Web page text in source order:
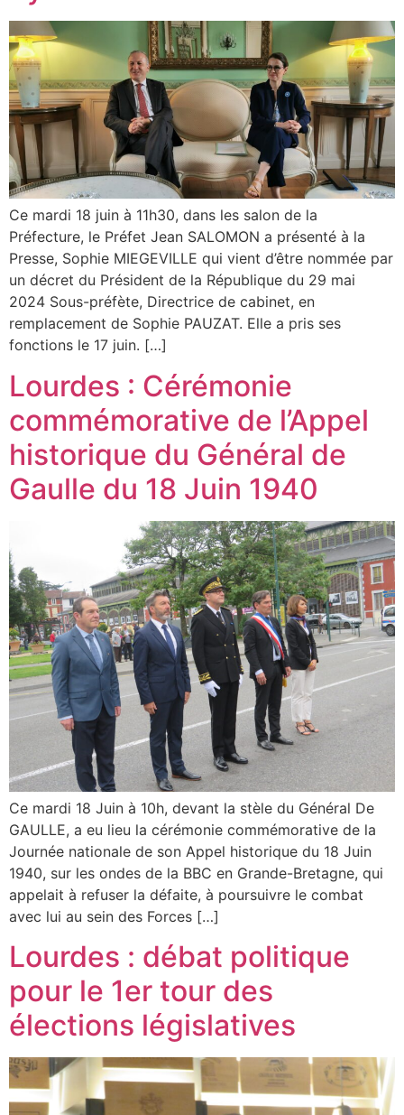
Ce mardi 18 juin à 11h30, dans les salon de la
Préfecture, le Préfet Jean SALOMON a présenté à la
Presse, Sophie MIEGEVILLE qui vient d’être nommée par
un décret du Président de la République du 29 mai
2024 Sous-préfète, Directrice de cabinet, en
remplacement de Sophie PAUZAT. Elle a pris ses
fonctions le 17 juin. […]
Lourdes : Cérémonie
commémorative de l’Appel
historique du Général de
Gaulle du 18 Juin 1940
Ce mardi 18 Juin à 10h, devant la stèle du Général De
GAULLE, a eu lieu la cérémonie commémorative de la
Journée nationale de son Appel historique du 18 Juin
1940, sur les ondes de la BBC en Grande-Bretagne, qui
appelait à refuser la défaite, à poursuivre le combat
avec lui au sein des Forces […]
Lourdes : débat politique
pour le 1er tour des
élections législatives